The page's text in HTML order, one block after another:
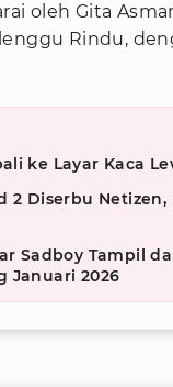
oleh Gita
Rindu,
ke Layar Kaca
2 Diserbu
Sadboy Tampil
Januari 2026